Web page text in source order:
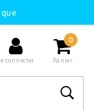
connecter
0
Panier